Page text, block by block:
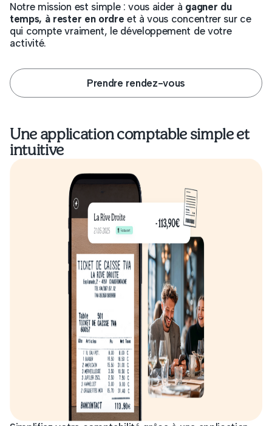
Notre mission est simple : vous aider à gagner du
temps, à rester en ordre et à vous concentrer sur ce
qui compte vraiment, le développement de votre
activité.
Prendre rendez-vous
Une application comptable simple et
intuitive